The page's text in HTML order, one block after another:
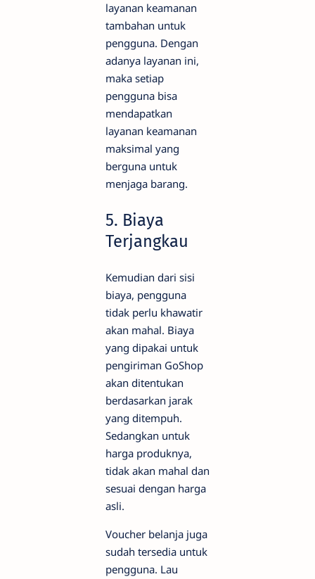
layanan keamanan
tambahan untuk
pengguna. Dengan
adanya layanan ini,
maka setiap
pengguna bisa
mendapatkan
layanan keamanan
maksimal yang
berguna untuk
menjaga barang.
5. Biaya
Terjangkau
Kemudian dari sisi
biaya, pengguna
tidak perlu khawatir
akan mahal. Biaya
yang dipakai untuk
pengiriman GoShop
akan ditentukan
berdasarkan jarak
yang ditempuh.
Sedangkan untuk
harga produknya,
tidak akan mahal dan
sesuai dengan harga
asli.
Voucher belanja juga
sudah tersedia untuk
pengguna. Lau